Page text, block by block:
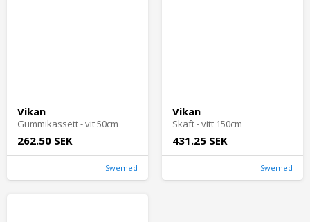
Vikan
Gummikassett - vit 50cm
262.50 SEK
Swemed
Vikan
Skaft - vitt 150cm
431.25 SEK
Swemed